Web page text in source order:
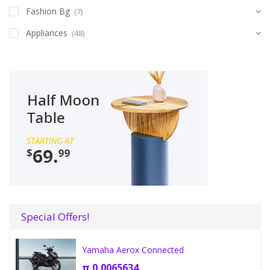
Fashion Bg (7)
Appliances (48)
Special Offers!
Yamaha Aerox Connected